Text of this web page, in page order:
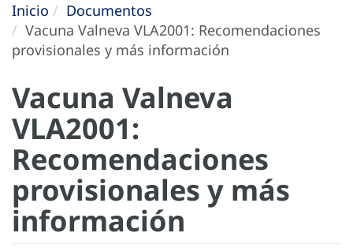
Inicio
Documentos
Vacuna Valneva VLA2001: Recomendaciones
provisionales y más información
Vacuna Valneva
VLA2001:
Recomendaciones
provisionales y más
información